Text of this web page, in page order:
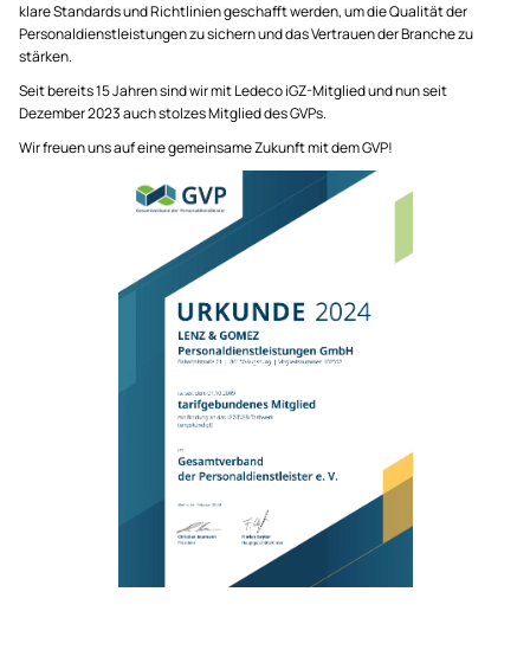
klare Standards und Richtlinien geschafft werden, um die Qualität der
Personaldienstleistungen zu sichern und das Vertrauen der Branche zu
stärken.
Seit bereits 15 Jahren sind wir mit Ledeco iGZ-Mitglied und nun seit
Dezember 2023 auch stolzes Mitglied des GVPs.
Wir freuen uns auf eine gemeinsame Zukunft mit dem GVP!